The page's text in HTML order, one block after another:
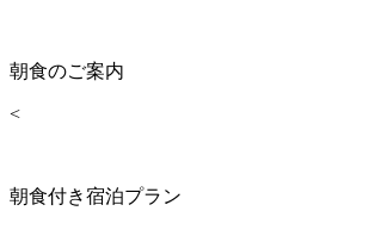
朝食のご案内
<
朝食付き宿泊プラン